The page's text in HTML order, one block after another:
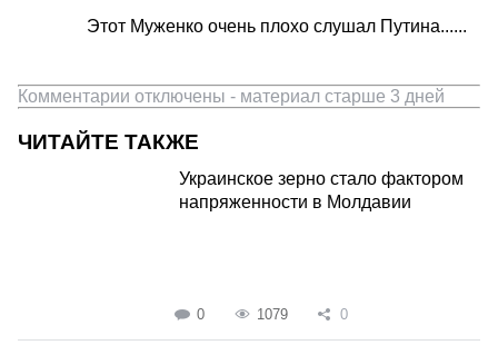
Этот Муженко очень плохо слушал Путина......
Комментарии отключены - материал старше 3 дней
ЧИТАЙТЕ ТАКЖЕ
Украинское зерно стало фактором
напряженности в Молдавии
0 1079 0